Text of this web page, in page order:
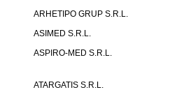
ARHETIPO GRUP S.R.L.
ASIMED S.R.L.
ASPIRO-MED S.R.L.
ATARGATIS S.R.L.